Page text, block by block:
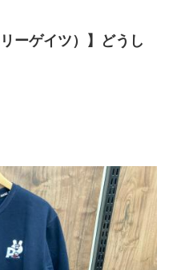
ーゲイツ）】どうし